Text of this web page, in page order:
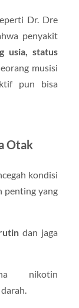
Dr. Dre
penyakit
usia, status
musisi
pun bisa
Otak
kondisi
penting yang
dan jaga
nikotin